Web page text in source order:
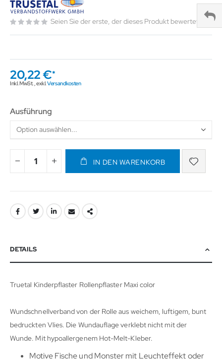
Seien Sie der erste, der dieses Produkt bewertet
20,22 €
Inkl. MwSt.,exkl.Versandkosten
Ausführung
IN DEN WARENKORB
DETAILS
Truetal Kinderpflaster Rollenpflaster Maxi color
Wundschnellverband von der Rolle aus weichem, luftigem, bunt
bedruckten Vlies. Die Wundauflage verklebt nicht mit der
Wunde. Mit hypoallergenem Hot-Melt-Kleber.
Motive Fische und Monster mit Leuchteffekt oder